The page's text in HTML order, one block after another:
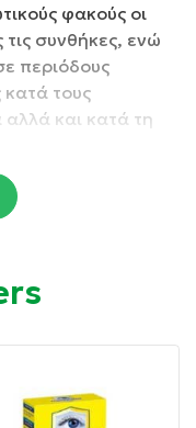
φακούς οι
τις συνθήκες, ενώ
περιόδους
τους
αλλά και κατά τη
λόγω των